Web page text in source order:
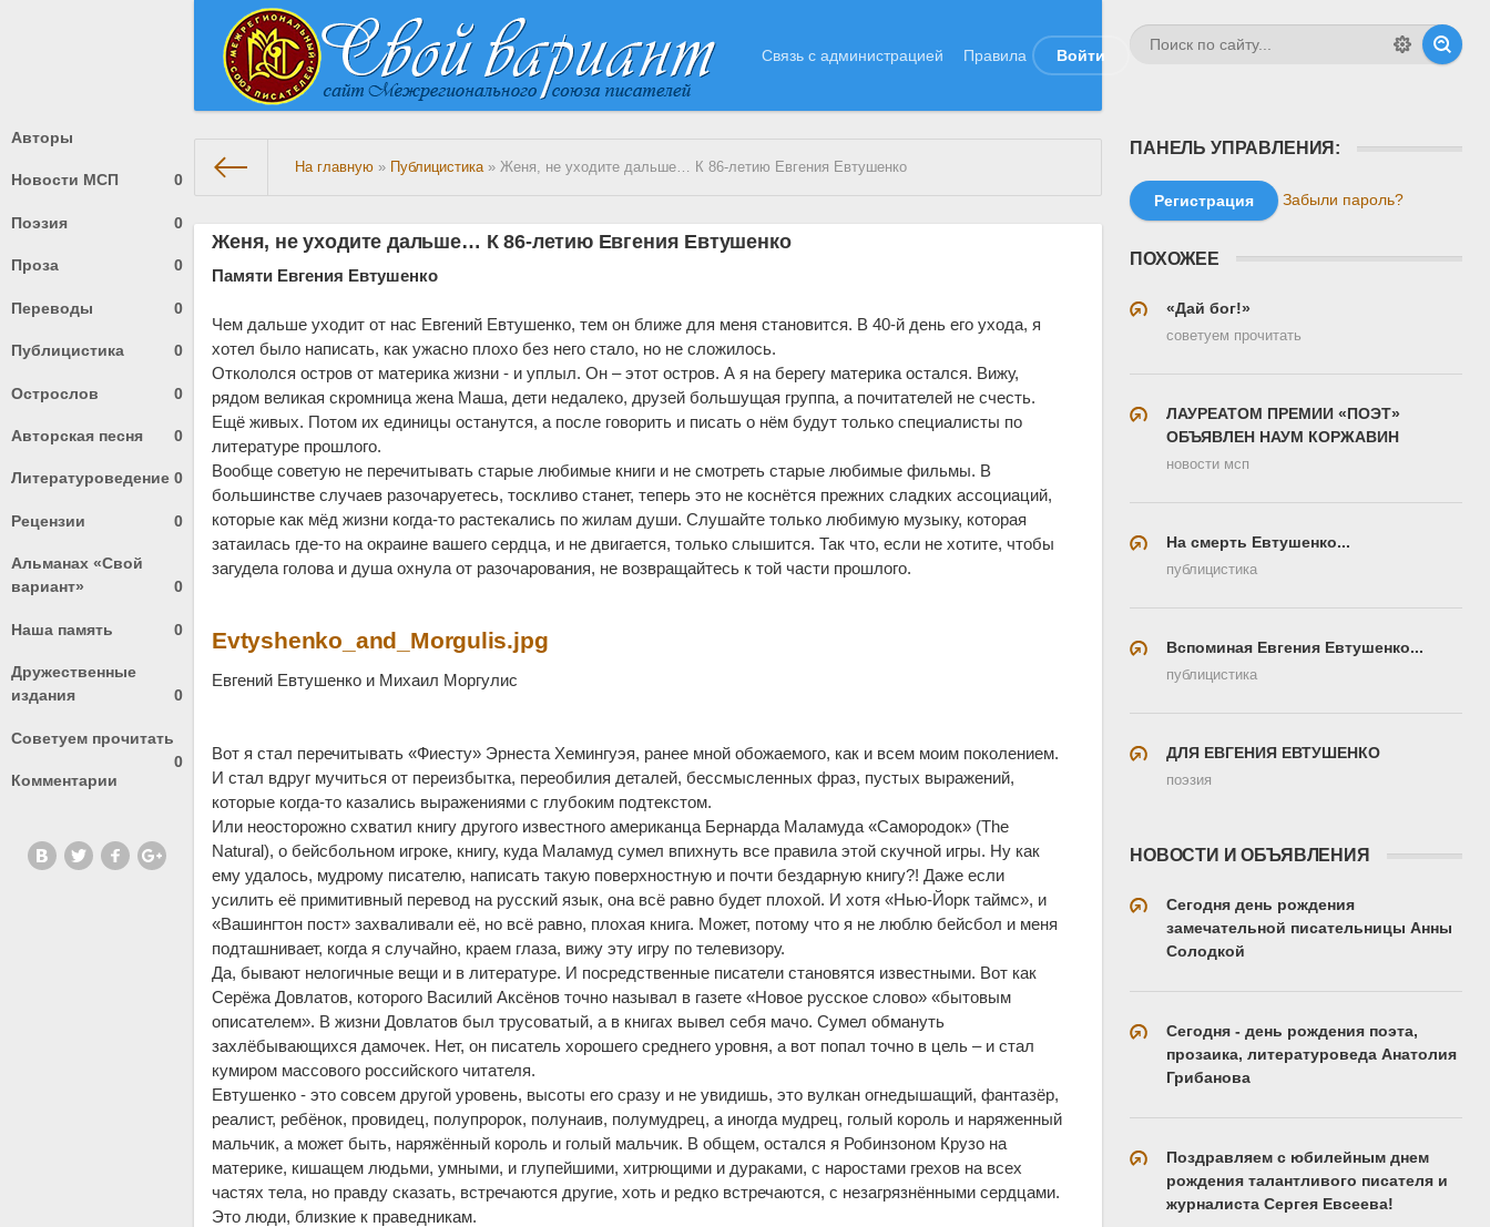
Связь с администрацией Правила Войти
Авторы
Новости МСП 0
Поэзия 0
Проза 0
Переводы 0
Публицистика 0
Острослов 0
Авторская песня 0
Литературоведение 0
Рецензии 0
Альманах «Свой
вариант»
0
Наша память 0
Дружественные
издания
0
Советуем прочитать
0
Комментарии
На главную » Публицистика» Женя, не уходите дальше… К 86-летию Евгения Евтушенко
Женя, не уходите дальше… К 86-летию Евгения Евтушенко
Памяти Евгения Евтушенко
Чем дальше уходит от нас Евгений Евтушенко, тем он ближе для меня становится. В 40-й день его ухода, я
хотел было написать, как ужасно плохо без него стало, но не сложилось.
Откололся остров от материка жизни - и уплыл. Он – этот остров. А я на берегу материка остался. Вижу,
рядом великая скромница жена Маша, дети недалеко, друзей большущая группа, а почитателей не счесть.
Ещё живых. Потом их единицы останутся, а после говорить и писать о нём будут только специалисты по
литературе прошлого.
Вообще советую не перечитывать старые любимые книги и не смотреть старые любимые фильмы. В
большинстве случаев разочаруетесь, тоскливо станет, теперь это не коснётся прежних сладких ассоциаций,
которые как мёд жизни когда-то растекались по жилам души. Слушайте только любимую музыку, которая
затаилась где-то на окраине вашего сердца, и не двигается, только слышится. Так что, если не хотите, чтобы
загудела голова и душа охнула от разочарования, не возвращайтесь к той части прошлого.
Evtyshenko_and_Morgulis.jpg
Евгений Евтушенко и Михаил Моргулис
Вот я стал перечитывать «Фиесту» Эрнеста Хемингуэя, ранее мной обожаемого, как и всем моим поколением.
И стал вдруг мучиться от переизбытка, переобилия деталей, бессмысленных фраз, пустых выражений,
которые когда-то казались выражениями с глубоким подтекстом.
Или неосторожно схватил книгу другого известного американца Бернарда Маламуда «Самородок» (The
Natural), о бейсбольном игроке, книгу, куда Маламуд сумел впихнуть все правила этой скучной игры. Ну как
ему удалось, мудрому писателю, написать такую поверхностную и почти бездарную книгу?! Даже если
усилить её примитивный перевод на русский язык, она всё равно будет плохой. И хотя «Нью-Йорк таймс», и
«Вашингтон пост» захваливали её, но всё равно, плохая книга. Может, потому что я не люблю бейсбол и меня
подташнивает, когда я случайно, краем глаза, вижу эту игру по телевизору.
Да, бывают нелогичные вещи и в литературе. И посредственные писатели становятся известными. Вот как
Серёжа Довлатов, которого Василий Аксёнов точно называл в газете «Новое русское слово» «бытовым
описателем». В жизни Довлатов был трусоватый, а в книгах вывел себя мачо. Сумел обмануть
захлёбывающихся дамочек. Нет, он писатель хорошего среднего уровня, а вот попал точно в цель – и стал
кумиром массового российского читателя.
Евтушенко - это совсем другой уровень, высоты его сразу и не увидишь, это вулкан огнедышащий, фантазёр,
реалист, ребёнок, провидец, полупророк, полунаив, полумудрец, а иногда мудрец, голый король и наряженный
мальчик, а может быть, наряжённый король и голый мальчик. В общем, остался я Робинзоном Крузо на
материке, кишащем людьми, умными, и глупейшими, хитрющими и дураками, с наростами грехов на всех
частях тела, но правду сказать, встречаются другие, хоть и редко встречаются, с незагрязнёнными сердцами.
Это люди, близкие к праведникам.
ПАНЕЛЬ УПРАВЛЕНИЯ:
Регистрация Забыли пароль?
ПОХОЖЕЕ
«Дай бог!»
советуем прочитать
ЛАУРЕАТОМ ПРЕМИИ «ПОЭТ»
ОБЪЯВЛЕН НАУМ КОРЖАВИН
новости мсп
На смерть Евтушенко...
публицистика
Вспоминая Евгения Евтушенко...
публицистика
ДЛЯ ЕВГЕНИЯ ЕВТУШЕНКО
поэзия
НОВОСТИ И ОБЪЯВЛЕНИЯ
Сегодня день рождения
замечательной писательницы Анны
Солодкой
Сегодня - день рождения поэта,
прозаика, литературоведа Анатолия
Грибанова
Поздравляем с юбилейным днем
рождения талантливого писателя и
журналиста Сергея Евсеева!